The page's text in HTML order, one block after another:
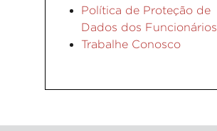
Política de Proteção de
Dados dos Funcionários
Trabalhe Conosco